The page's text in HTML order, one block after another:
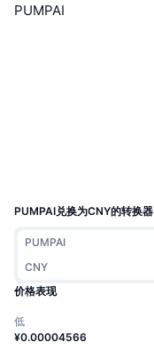
PUMPAI
PUMPAI兑换为CNY的转换器
PUMPAI
CNY
价格表现
低
¥0.00004566